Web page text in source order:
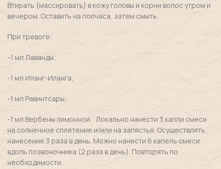
Втирать (массировать) в кожу головы и корни волос утром и
вечером. Оставить на полчаса, затем смыть.
При тревоге:
-1 мл Лаванды;
-1 мл Иланг-Иланга;
-1 мл Равинтсары;
-1 мл Вербены лимонной. Локально нанести 3 капли смеси
на солнечное сплетение и/или на запястья. Осуществлять
нанесение 3 раза в день. Можно нанести 6 капель смеси
вдоль позвоночника (2 раза в день). Повторять по
необходимости.